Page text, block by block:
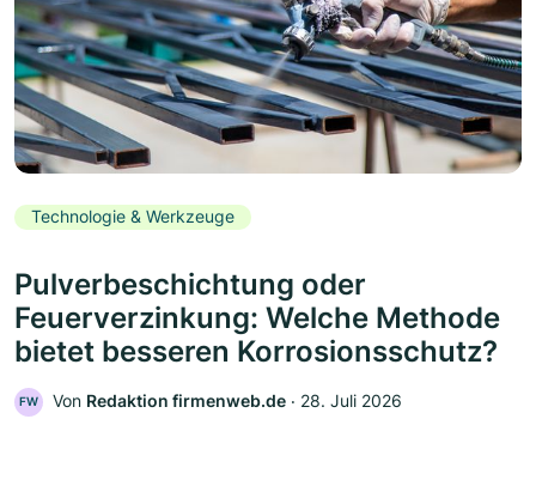
Technologie & Werkzeuge
Pulverbeschichtung oder
Feuerverzinkung: Welche Methode
bietet besseren Korrosionsschutz?
FW Von Redaktion firmenweb.de ‧ 28. Juli 2026